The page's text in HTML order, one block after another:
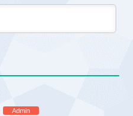
Admin